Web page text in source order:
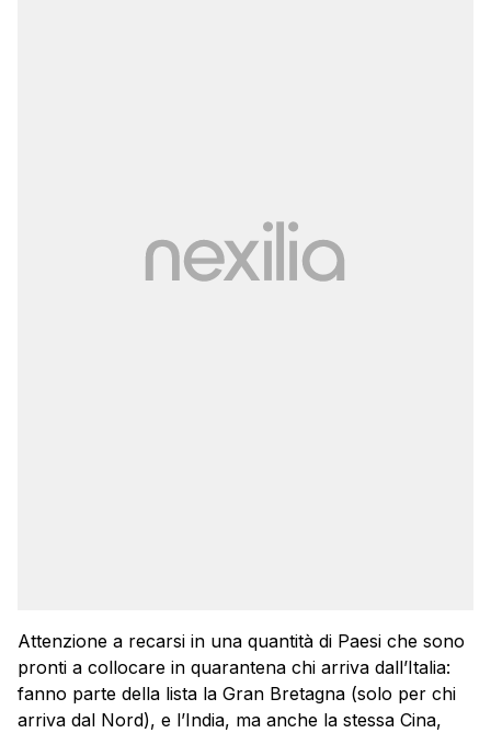
Attenzione a recarsi in una quantità di Paesi che sono
pronti a collocare in quarantena chi arriva dall’Italia:
fanno parte della lista la Gran Bretagna (solo per chi
arriva dal Nord), e l’India, ma anche la stessa Cina,